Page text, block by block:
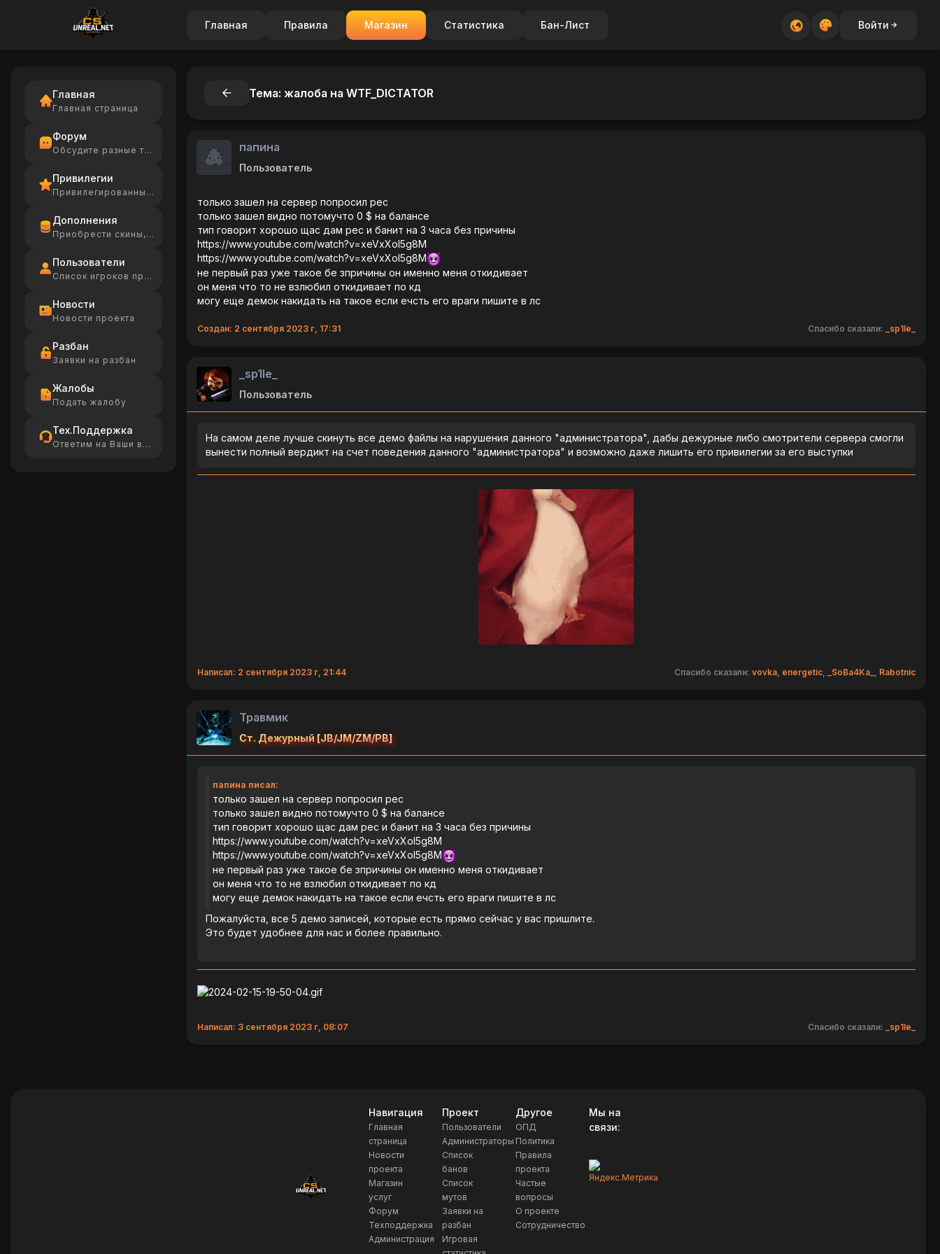
Главная Правила Магазин Статистика Бан-Лист Войти
Главная
Главная страница
Форум
Обсудите разные темы
Привилегии
Привилегированные игроки
Дополнения
Приобрести скины, Ammo
Пользователи
Список игроков проекта
Новости
Новости проекта
Разбан
Заявки на разбан
Жалобы
Подать жалобу
Тех.Поддержка
Ответим на Ваши вопросы
Тема: жалоба на WTF_DICTATOR
папина
Пользователь
только зашел на сервер попросил рес
только зашел видно потомучто 0 $ на балансе
тип говорит хорошо щас дам рес и банит на 3 часа без причины
https://www.youtube.com/watch?v=xeVxXoI5g8M
https://www.youtube.com/watch?v=xeVxXoI5g8M
не первый раз уже такое бе зпричины он именно меня откидивает
он меня что то не взлюбил откидивает по кд
могу еще демок накидать на такое если ечсть его враги пишите в лс
Создан: 2 сентября 2023 г, 17:31 Спасибо сказали: _sp1le_
_sp1le_
Пользователь
На самом деле лучше скинуть все демо файлы на нарушения данного "администратора", дабы дежурные либо смотрители сервера смогли
вынести полный вердикт на счет поведения данного "администратора" и возможно даже лишить его привилегии за его выступки
Написал: 2 сентября 2023 г, 21:44 Спасибо сказали: vovka, energetic, _SoBa4Ka_ , Rabotnic
Травмик
Ст. Дежурный [JB/JM/ZM/PB]
папина писал:
только зашел на сервер попросил рес
только зашел видно потомучто 0 $ на балансе
тип говорит хорошо щас дам рес и банит на 3 часа без причины
https://www.youtube.com/watch?v=xeVxXoI5g8M
https://www.youtube.com/watch?v=xeVxXoI5g8M
не первый раз уже такое бе зпричины он именно меня откидивает
он меня что то не взлюбил откидивает по кд
могу еще демок накидать на такое если ечсть его враги пишите в лс
Пожалуйста, все 5 демо записей, которые есть прямо сейчас у вас пришлите.
Это будет удобнее для нас и более правильно.
Написал: 3 сентября 2023 г, 08:07 Спасибо сказали: _sp1le_
Навигация
Главная
страница
Новости
проекта
Магазин
услуг
Форум
Техподдержка
Администрация
Проект
Пользователи
Администраторы
Список
банов
Список
мутов
Заявки на
разбан
Игровая
Другое
ОПД
Политика
Правила
проекта
Частые
вопросы
О проекте
Сотрудничество
Мы на
связи: